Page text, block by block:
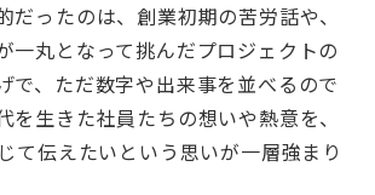
だったのは、創業初期の苦労話や、
一丸となって挑んだプロジェクトの
で、ただ数字や出来事を並べるので
を生きた社員たちの想いや熱意を、
て伝えたいという思いが一層強まり